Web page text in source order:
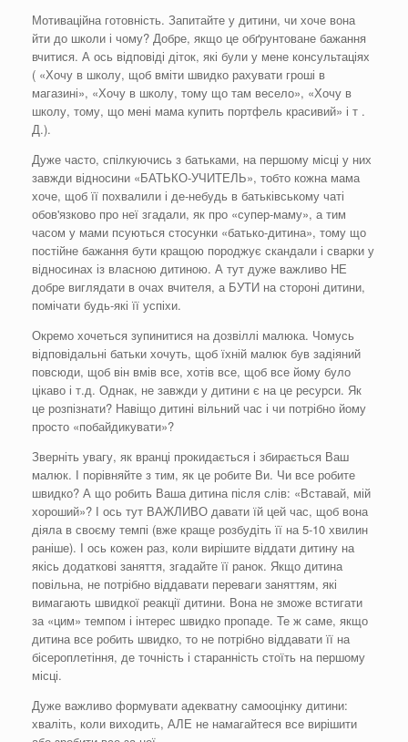
Мотиваційна готовність. Запитайте у дитини, чи хоче вона
йти до школи і чому? Добре, якщо це обґрунтоване бажання
вчитися. А ось відповіді діток, які були у мене консультаціях
( «Хочу в школу, щоб вміти швидко рахувати гроші в
магазині», «Хочу в школу, тому що там весело», «Хочу в
школу, тому, що мені мама купить портфель красивий» і т .
Д.).
Дуже часто, спілкуючись з батьками, на першому місці у них
завжди відносини «БАТЬКО-УЧИТЕЛЬ», тобто кожна мама
хоче, щоб її похвалили і де-небудь в батьківському чаті
обов'язково про неї згадали, як про «супер-маму», а тим
часом у мами псуються стосунки «батько-дитина», тому що
постійне бажання бути кращою породжує скандали і сварки у
відносинах із власною дитиною. А тут дуже важливо НЕ
добре виглядати в очах вчителя, а БУТИ на стороні дитини,
помічати будь-які її успіхи.
Окремо хочеться зупинитися на дозвіллі малюка. Чомусь
відповідальні батьки хочуть, щоб їхній малюк був задіяний
повсюди, щоб він вмів все, хотів все, щоб все йому було
цікаво і т.д. Однак, не завжди у дитини є на це ресурси. Як
це розпізнати? Навіщо дитині вільний час і чи потрібно йому
просто «побайдикувати»?
Зверніть увагу, як вранці прокидається і збирається Ваш
малюк. І порівняйте з тим, як це робите Ви. Чи все робите
швидко? А що робить Ваша дитина після слів: «Вставай, мій
хороший»? І ось тут ВАЖЛИВО давати їй цей час, щоб вона
діяла в своєму темпі (вже краще розбудіть її на 5-10 хвилин
раніше). І ось кожен раз, коли вирішите віддати дитину на
якісь додаткові заняття, згадайте її ранок. Якщо дитина
повільна, не потрібно віддавати переваги заняттям, які
вимагають швидкої реакції дитини. Вона не зможе встигати
за «цим» темпом і інтерес швидко пропаде. Те ж саме, якщо
дитина все робить швидко, то не потрібно віддавати її на
бісероплетіння, де точність і старанність стоїть на першому
місці.
Дуже важливо формувати адекватну самооцінку дитини:
хваліть, коли виходить, АЛЕ не намагайтеся все вирішити